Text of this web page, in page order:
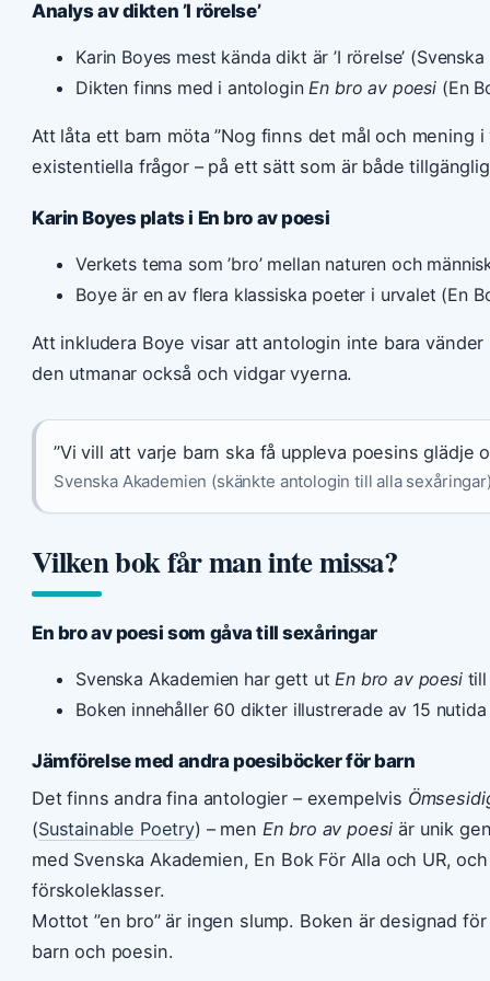
Analys av dikten ’I rörelse’
Karin Boyes mest kända dikt är ’I rörelse’
Dikten finns med i antologin En bro av poesi(En
Att låta ett barn möta ”Nog finns det mål och mening
existentiella frågor – på ett sätt som är både
Karin Boyes plats i En bro av poesi
Verkets tema som ’bro’ mellan naturen och
Boye är en av flera klassiska poeter i urvalet (En
Att inkludera Boye visar att antologin inte bara
den utmanar också och vidgar vyerna.
”Vi vill att varje barn ska få uppleva poesins glädje
Svenska Akademien (skänkte antologin till alla
Vilken bok får man inte missa?
En bro av poesi som gåva till sexåringar
Svenska Akademien har gett ut En bro av poesitill
Boken innehåller 60 dikter illustrerade av 15
Jämförelse med andra poesiböcker för barn
Det finns andra fina antologier – exempelvis
(Sustainable Poetry) – men En bro av poesi är unik
med Svenska Akademien, En Bok För Alla och UR,
förskoleklasser.
Mottot ”en bro” är ingen slump. Boken är designad
barn och poesin.